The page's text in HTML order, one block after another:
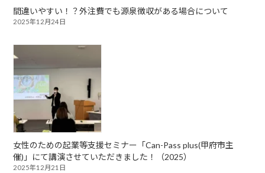
間違いやすい！？外注費でも源泉徴収がある場合について
2025年12月24日
女性のための起業等支援セミナー「Can-Pass plus(甲府市主
催)」にて講演させていただきました！（2025）
2025年12月21日